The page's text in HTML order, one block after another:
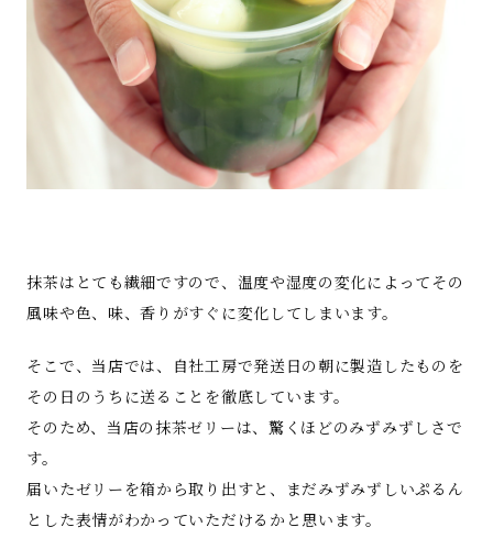
抹茶はとても繊細ですので、温度や湿度の変化によってその
風味や色、味、香りがすぐに変化してしまいます。
そこで、当店では、自社工房で発送日の朝に製造したものを
その日のうちに送ることを徹底しています。
そのため、当店の抹茶ゼリーは、驚くほどのみずみずしさで
す。
届いたゼリーを箱から取り出すと、まだみずみずしいぷるん
とした表情がわかっていただけるかと思います。